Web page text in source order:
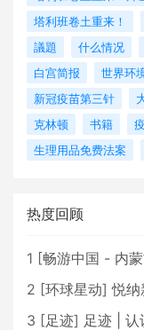
塔利班卷土重来！
議題
什么情况
白宫简报
世界环
新冠疫苗第三针
克林顿
书籍
生理用品免费法案
热度回顾
1 [畅游中国 - 内
2 [环球星动] 悦
3 [足迹] 足迹 | 认